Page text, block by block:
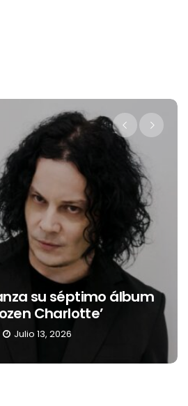
presenta a Belinda como
embajadora para
Jimenez